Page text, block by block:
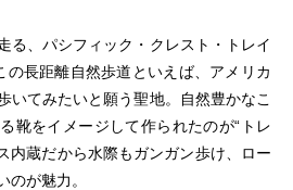
る、パシフィック・クレスト・トレイ
の長距離自然歩道といえば、アメリカ
いてみたいと願う聖地。自然豊かなこ
靴をイメージして作られたのが“トレ
内蔵だから水際もガンガン歩け、ロー
のが魅力。